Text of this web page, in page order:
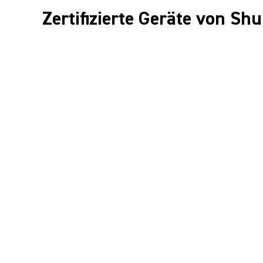
Zertifizierte Geräte von